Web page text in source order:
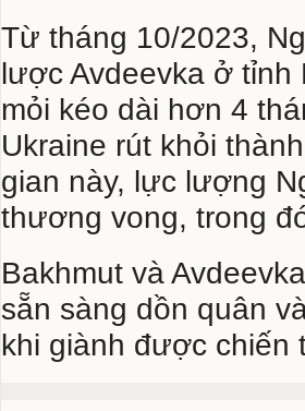
Từ tháng 10/2023,
lược Avdeevka ở tỉnh
mỏi kéo dài hơn 4
Ukraine rút khỏi
gian này, lực lượng
thương vong, trong
Bakhmut và
sẵn sàng dồn quân
khi giành được chiến